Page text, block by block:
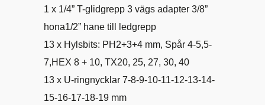
1 x 1/4” T-glidgrepp 3 vägs adapter 3/8”
hona1/2” hane till ledgrepp
13 x Hylsbits: PH2+3+4 mm, Spår 4-5,5-
7,HEX 8 + 10, TX20, 25, 27, 30, 40
13 x U-ringnycklar 7-8-9-10-11-12-13-14-
15-16-17-18-19 mm